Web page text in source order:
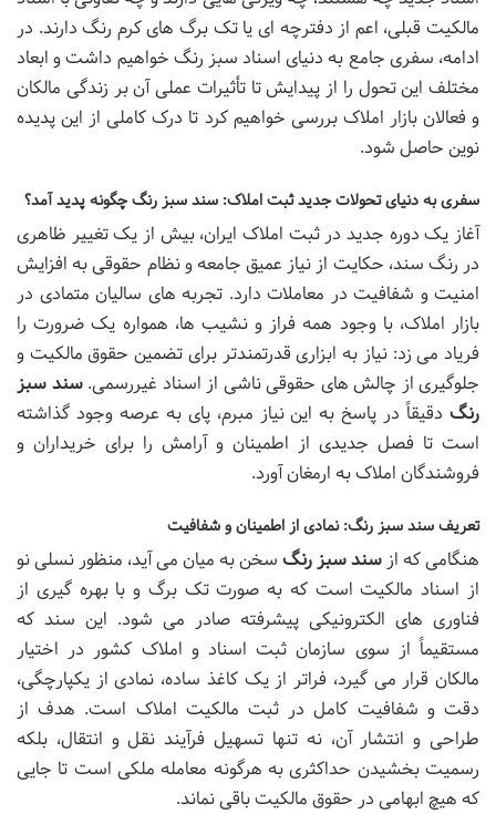
مالکیت قبلی، اعم از دفترچه ای یا تک برگ های کرم رنگ دارند. در
ادامه، سفری جامع به دنیای اسناد سبز رنگ خواهیم داشت و ابعاد
مختلف این تحول را از پیدایش تا تأثیرات عملی آن بر زندگی مالکان
و فعالان بازار املاک بررسی خواهیم کرد تا درک کاملی از این پدیده
نوین حاصل شود.
سفری به دنیای تحولات جدید ثبت املاک: سند سبز رنگ چگونه پدید آمد؟
آغاز یک دوره جدید در ثبت املاک ایران، بیش از یک تغییر ظاهری
در رنگ سند، حکایت از نیاز عمیق جامعه و نظام حقوقی به افزایش
امنیت و شفافیت در معاملات دارد. تجربه های سالیان متمادی در
بازار املاک، با وجود همه فراز و نشیب ها، همواره یک ضرورت را
فریاد می زد: نیاز به ابزاری قدرتمندتر برای تضمین حقوق مالکیت و
جلوگیری از چالش های حقوقی ناشی از اسناد غیررسمی.سند سبز
رنگ دقیقاً در پاسخ به این نیاز مبرم، پای به عرصه وجود گذاشته
است تا فصل جدیدی از اطمینان و آرامش را برای خریداران و
فروشندگان املاک به ارمغان آورد.
تعریف سند سبز رنگ: نمادی از اطمینان و شفافیت
هنگامی که از سند سبز رنگ سخن به میان می آید، منظور نسلی نو
از اسناد مالکیت است که به صورت تک برگ و با بهره گیری از
فناوری های الکترونیکی پیشرفته صادر می شود. این سند که
مستقیماً از سوی سازمان ثبت اسناد و املاک کشور در اختیار
مالکان قرار می گیرد، فراتر از یک کاغذ ساده، نمادی از یکپارچگی،
دقت و شفافیت کامل در ثبت مالکیت املاک است. هدف از
طراحی و انتشار آن، نه تنها تسهیل فرآیند نقل و انتقال، بلکه
رسمیت بخشیدن حداکثری به هرگونه معامله ملکی است تا جایی
که هیچ ابهامی در حقوق مالکیت باقی نماند.